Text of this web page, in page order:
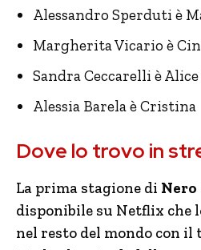
Alessandro Sperduti è
Margherita Vicario è
Sandra Ceccarelli è
Alessia Barela è Cristina
Dove lo trovo in
La prima stagione di Nero
disponibile su Netflix che
nel resto del mondo con